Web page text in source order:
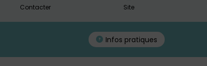
Contacter Site
Infos pratiques